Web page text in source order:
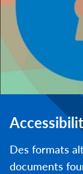
Des formats
documents